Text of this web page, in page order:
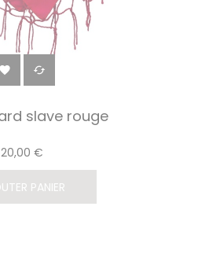
 
slave rouge
20,00 €
PANIER